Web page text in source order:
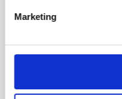
Marketing
profesionales
STEAM para el
Científicas y la
Deportes del Gobierno